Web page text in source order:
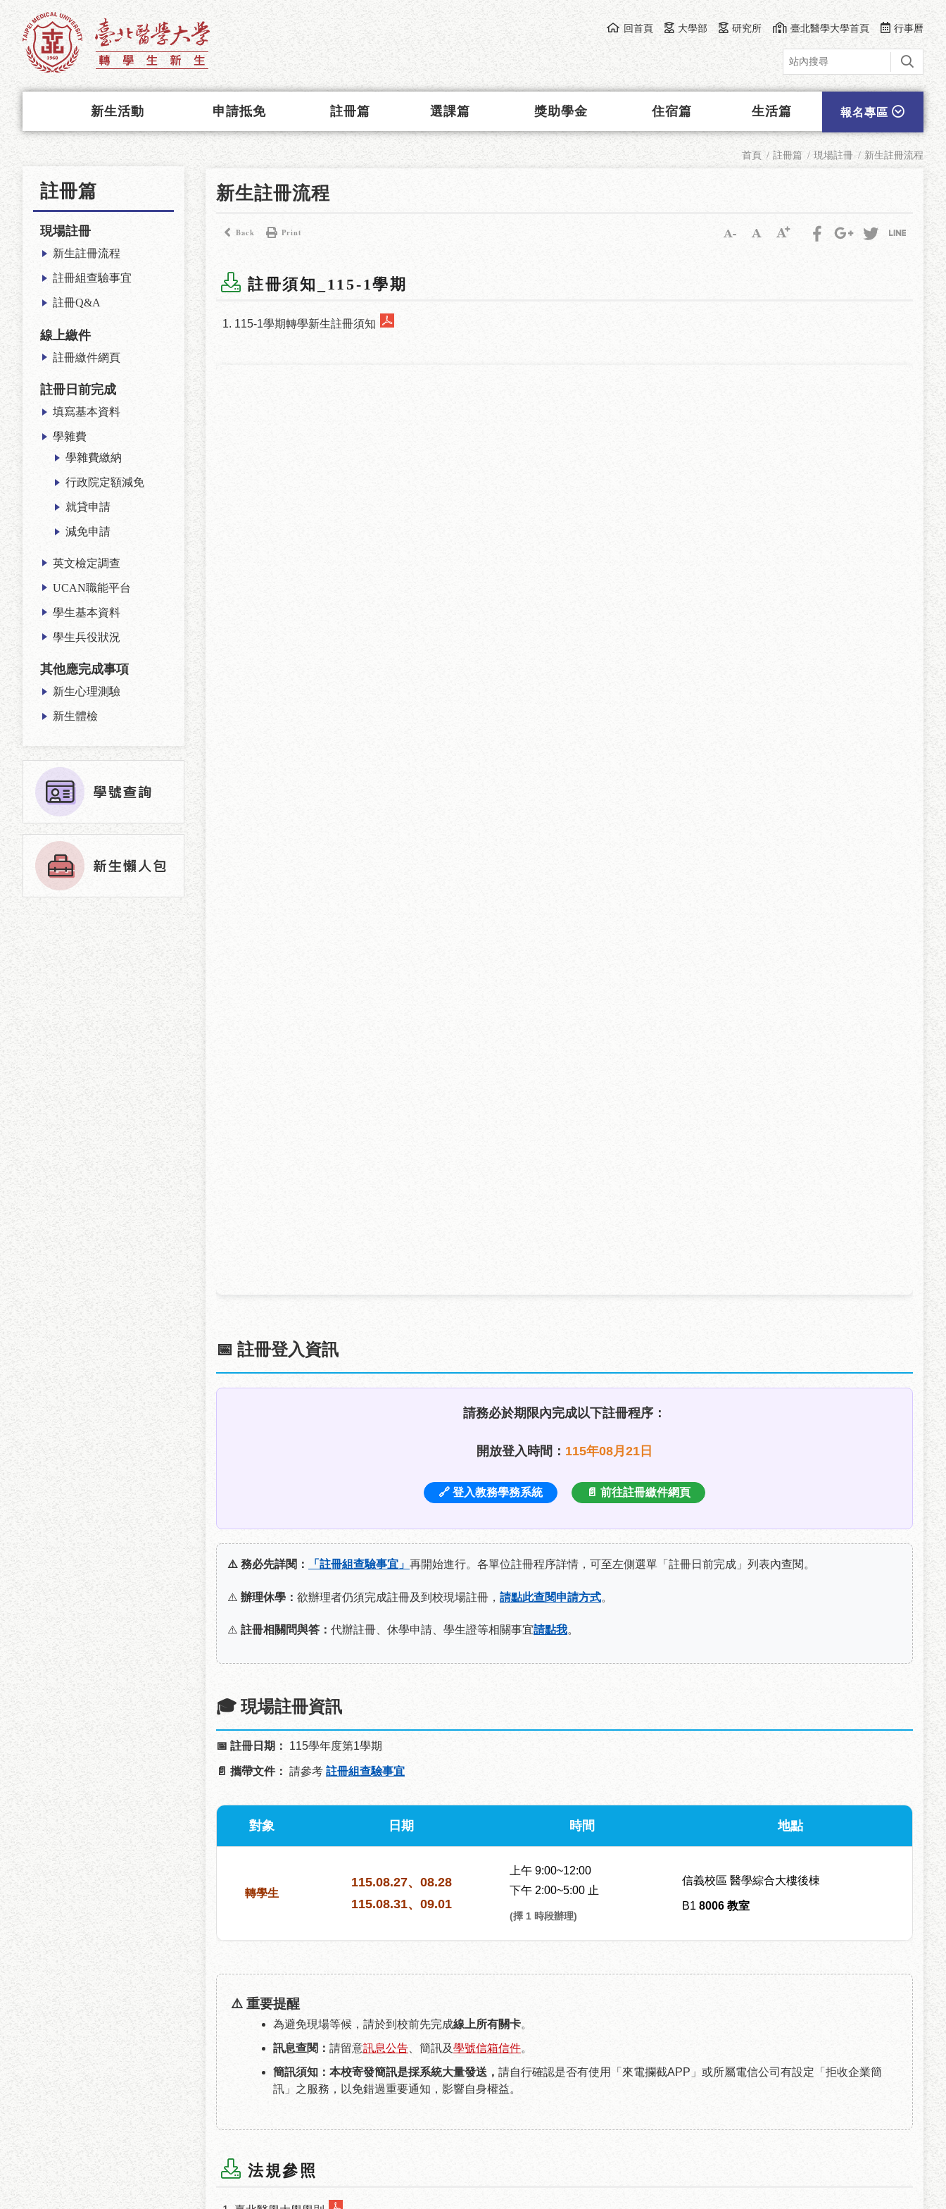
回首頁 大學部 研究所 臺北醫學大學首頁 行事曆
新生活動 申請抵免 註冊篇 選課篇 獎助學金 住宿篇 生活篇 報名專區
註冊篇
現場註冊
新生註冊流程
註冊組查驗事宜
註冊Q&A
線上繳件
註冊繳件網頁
註冊日前完成
填寫基本資料
學雜費
學雜費繳納
行政院定額減免
就貸申請
減免申請
英文檢定調查
UCAN職能平台
學生基本資料
學生兵役狀況
其他應完成事項
新生心理測驗
新生體檢
首頁 註冊篇 現場註冊 新生註冊流程
新生註冊流程
Back Print
註冊須知_115-1學期
115-1學期轉學新生註冊須知
📅 註冊登入資訊
請務必於期限內完成以下註冊程序：
開放登入時間： 115年08月21日
🔗 登入教務學務系統 📄 前往註冊繳件網頁
⚠️ 務必先詳閱： 「註冊組查驗事宜」 再開始進行。各單位註冊程序詳情，可至左側選單「註冊日前完成」列表內查閱。
⚠️ 辦理休學： 欲辦理者仍須完成註冊及到校現場註冊， 請點此查閱申請方式。
⚠️ 註冊相關問與答： 代辦註冊、休學申請、學生證等相關事宜請點我。
🎓 現場註冊資訊
📅 註冊日期： 115學年度第1學期
📄 攜帶文件： 請參考 註冊組查驗事宜
對象 日期 時間 地點
轉學生
115.08.27、08.28
115.08.31、09.01
上午 9:00~12:00
下午 2:00~5:00 止
(擇 1 時段辦理)
信義校區 醫學綜合大樓後棟
B1 8006 教室
⚠️ 重要提醒
為避免現場等候，請於到校前先完成線上所有關卡。
訊息查閱： 請留意訊息公告 、簡訊及學號信箱信件。
簡訊須知：本校寄發簡訊是採系統大量發送， 請自行確認是否有使用「來電攔截APP」或所屬電信公司有設定「拒收企業簡
訊」之服務，以免錯過重要通知，影響自身權益。
法規參照